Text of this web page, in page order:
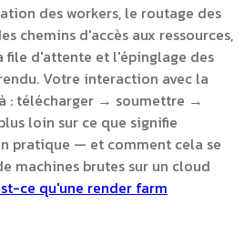
des workers, le routage des
chemins d'accès aux ressources,
file d'attente et l'épinglage des
Votre interaction avec la
: télécharger → soumettre →
loin sur ce que signifie
pratique — et comment cela se
machines brutes sur un cloud
ce qu'une render farm